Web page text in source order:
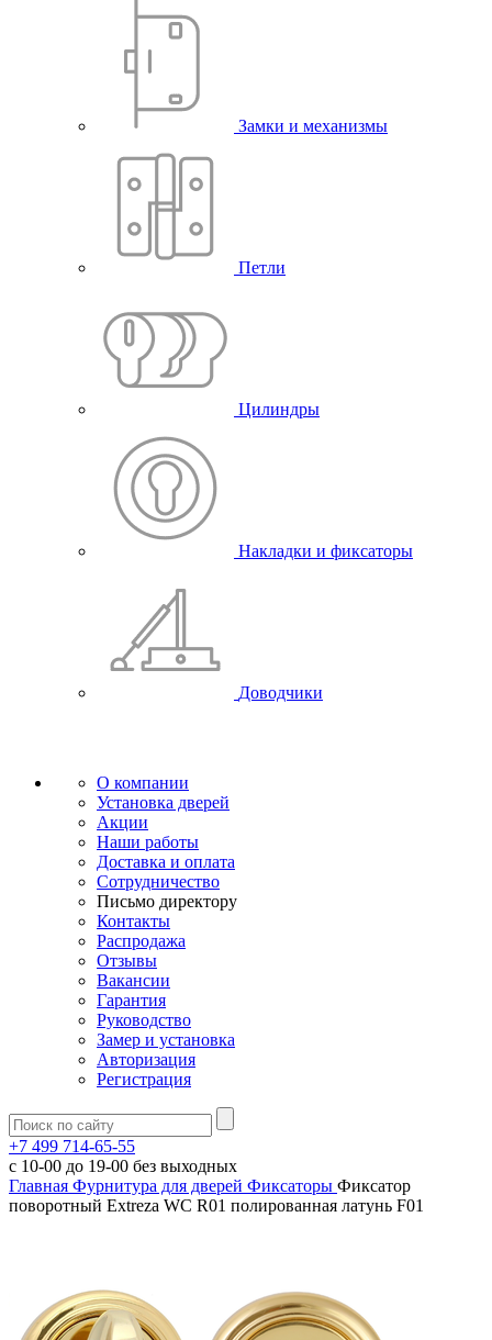
Замки и механизмы
Петли
Цилиндры
Накладки и фиксаторы
Доводчики
О компании
Установка дверей
Акции
Наши работы
Доставка и оплата
Сотрудничество
Письмо директору
Контакты
Распродажа
Отзывы
Вакансии
Гарантия
Руководство
Замер и установка
Авторизация
Регистрация
+7 499 714-65-55
с 10-00 до 19-00 без выходных
Главная Фурнитура для дверей Фиксаторы Фиксатор
поворотный Extreza WC R01 полированная латунь F01